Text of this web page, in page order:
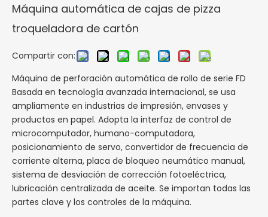
Máquina automática de cajas de pizza
troqueladora de cartón
Compartir con:
Máquina de perforación automática de rollo de serie FD
Basada en tecnología avanzada internacional, se usa
ampliamente en industrias de impresión, envases y
productos en papel. Adopta la interfaz de control de
microcomputador, humano-computadora,
posicionamiento de servo, convertidor de frecuencia de
corriente alterna, placa de bloqueo neumático manual,
sistema de desviación de corrección fotoeléctrica,
lubricación centralizada de aceite. Se importan todas las
partes clave y los controles de la máquina.